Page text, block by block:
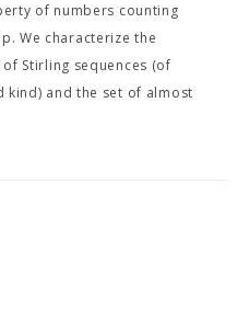
of numbers counting
We characterize the
Stirling sequences (of
kind) and the set of almost